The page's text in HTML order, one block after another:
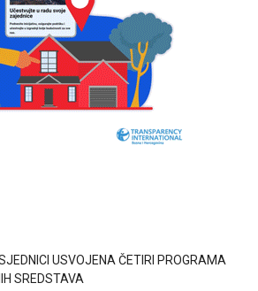
USVOJENA ČETIRI PROGRAMA
SREDSTAVA